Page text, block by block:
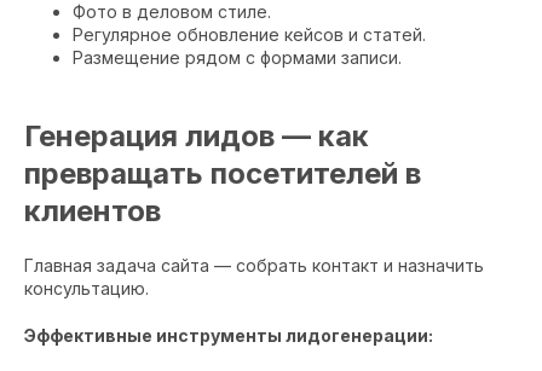
Фото в деловом стиле.
Регулярное обновление кейсов и статей.
Размещение рядом с формами записи.
Генерация лидов — как
превращать посетителей в
клиентов
Главная задача сайта — собрать контакт и назначить
консультацию.
Эффективные инструменты лидогенерации: